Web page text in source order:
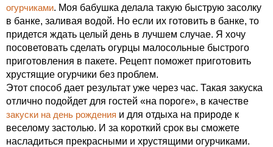
огурчиками. Моя бабушка делала такую быструю засолку
в банке, заливая водой. Но если их готовить в банке, то
придется ждать целый день в лучшем случае. Я хочу
посоветовать сделать огурцы малосольные быстрого
приготовления в пакете. Рецепт поможет приготовить
хрустящие огурчики без проблем.
Этот способ дает результат уже через час. Такая закуска
отлично подойдет для гостей «на пороге», в качестве
закуски на день рождения и для отдыха на природе к
веселому застолью. И за короткий срок вы сможете
насладиться прекрасными и хрустящими огурчиками.